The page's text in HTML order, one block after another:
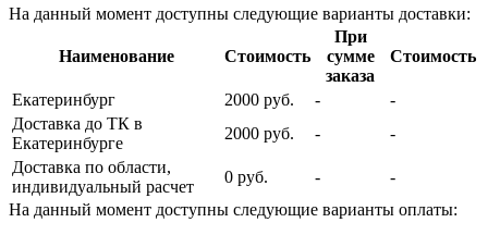
На данный момент доступны следующие варианты доставки:
Наименование Стоимость
При
сумме
заказа
Стоимость
Екатеринбург 2000 руб. -
-
Доставка до ТК в
Екатеринбурге
2000 руб. -
-
Доставка по области,
индивидуальный расчет
0 руб. -
-
На данный момент доступны следующие варианты оплаты: